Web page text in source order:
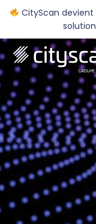
CityScan devient